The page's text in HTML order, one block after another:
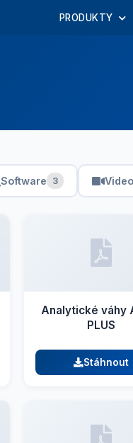
PRODUKTY
Software 3
Analytické váhy
PLUS
Stáhnout